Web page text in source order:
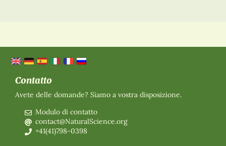
Contatto
Avete delle domande? Siamo a vostra disposizione.
Modulo di contatto
contact@NaturalScience.org
+41(41)798-0398